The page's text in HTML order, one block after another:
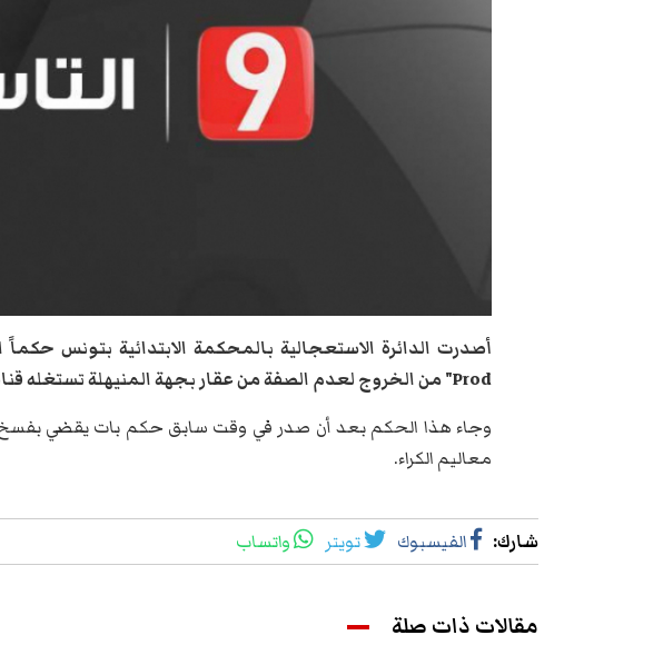
Prod" من الخروج لعدم الصفة من عقار بجهة المنيهلة تستغله قناة التاسعة لتصوير برامجها.
وجاء هذا الحكم بعد أن صدر في وقت سابق حكم بات يقضي بفسخ
معاليم الكراء.
شارك: الفيسبوك تويتر واتساب
مقالات ذات صلة